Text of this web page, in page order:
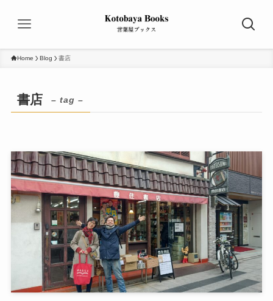
Home Blog 書店
書店 – tag –